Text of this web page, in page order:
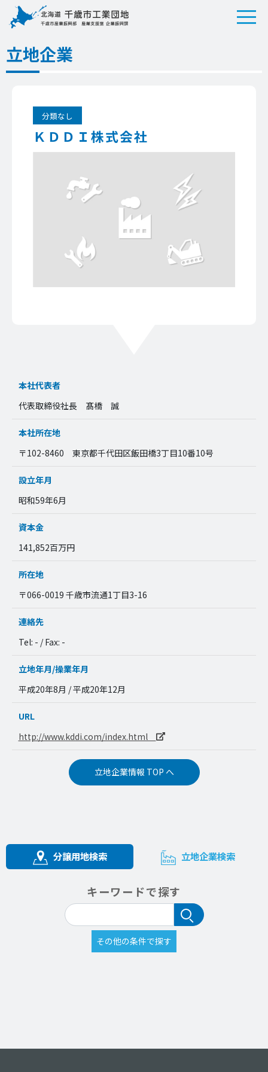
立地企業
分類なし
ＫＤＤＩ株式会社
本社代表者
代表取締役社長 髙橋 誠
本社所在地
〒102-8460 東京都千代田区飯田橋3丁目10番10号
設立年月
昭和59年6月
資本金
141,852百万円
所在地
〒066-0019 千歳市流通1丁目3-16
連絡先
Tel: - / Fax: -
立地年月/操業年月
平成20年8月 / 平成20年12月
URL
http://www.kddi.com/index.html
立地企業情報 TOP へ
分譲用地検索 立地企業検索
キーワードで探す